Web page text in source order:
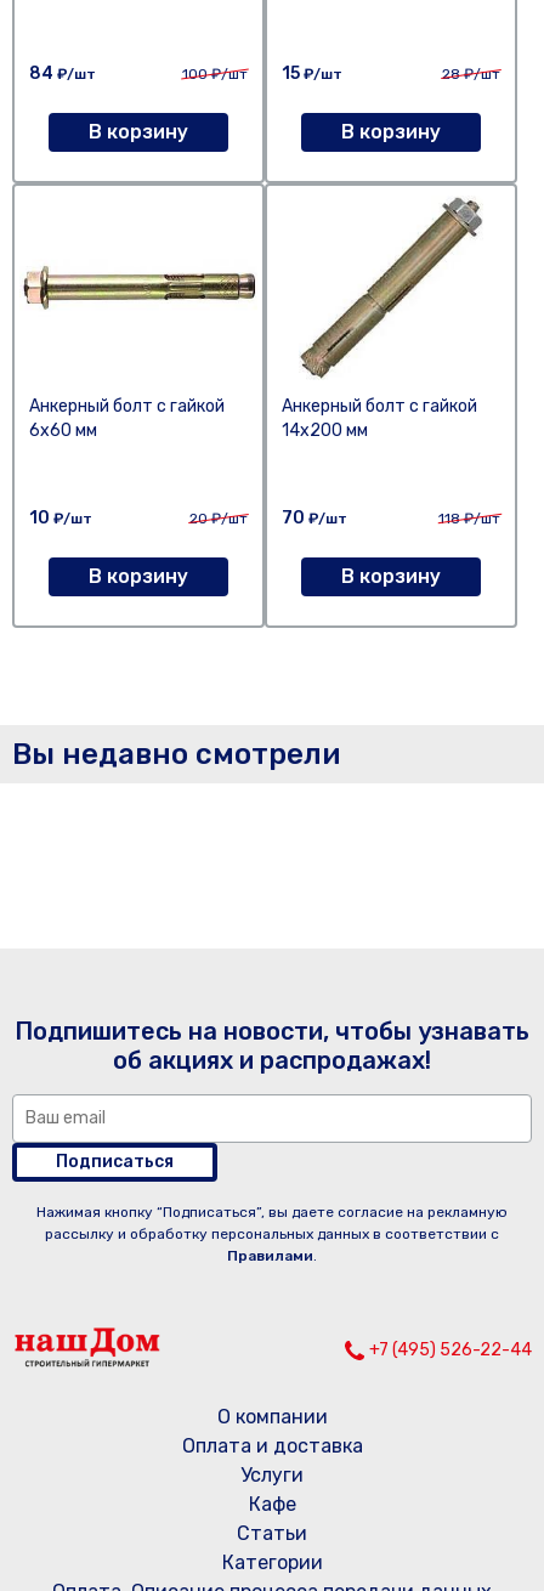
84 ₽/шт 100₽/шт
В корзину
15 ₽/шт 28₽/шт
В корзину
Анкерный болт с гайкой
6х60 мм
10 ₽/шт 20₽/шт
В корзину
Анкерный болт с гайкой
14х200 мм
70 ₽/шт 118₽/шт
В корзину
Вы недавно смотрели
Подпишитесь на новости, чтобы узнавать
об акциях и распродажах!
Подписаться
Нажимая кнопку “Подписаться”, вы даете согласие на рекламную
рассылку и обработку персональных данных в соответствии с
Правилами.
+7 (495) 526-22-44
О компании
Оплата и доставка
Услуги
Кафе
Статьи
Категории